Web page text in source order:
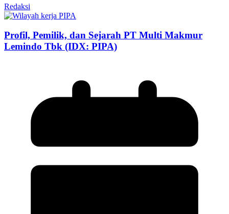
Redaksi
Profil, Pemilik, dan Sejarah PT Multi Makmur
Lemindo Tbk (IDX: PIPA)